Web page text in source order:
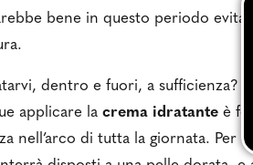
bene in questo periodo
dentro e fuori, a sufficienza?
applicare lacrema idratante è
nell’arco di tutta la giornata. Per